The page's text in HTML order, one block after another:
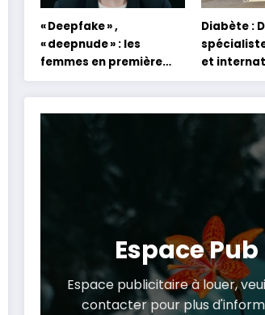
« Deepfake » ,
« deepnude » : les
femmes en première
ligne face aux dangers
de l’intelligence
artificielle
Diabète :
et
conclave
Espace Pub
Espace publicitaire à louer,
contacter pour plus